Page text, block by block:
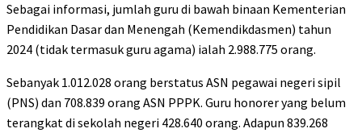
Sebagai informasi, jumlah guru di bawah binaan Kementerian
Pendidikan Dasar dan Menengah (Kemendikdasmen) tahun
2024 (tidak termasuk guru agama) ialah 2.988.775 orang.
Sebanyak 1.012.028 orang berstatus ASN pegawai negeri sipil
(PNS) dan 708.839 orang ASN PPPK. Guru honorer yang belum
terangkat di sekolah negeri 428.640 orang. Adapun 839.268